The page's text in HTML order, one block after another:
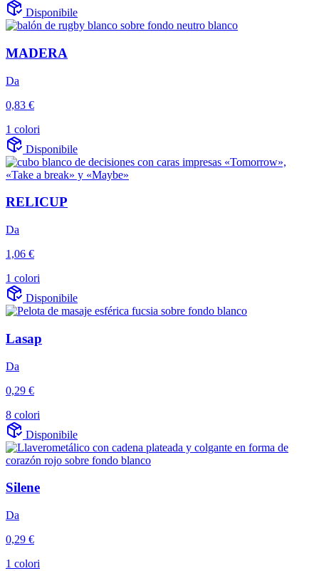
Disponibile
MADERA
Da
0,83 €
1 colori
Disponibile
RELICUP
Da
1,06 €
1 colori
Disponibile
Lasap
Da
0,29 €
8 colori
Disponibile
Silene
Da
0,29 €
1 colori